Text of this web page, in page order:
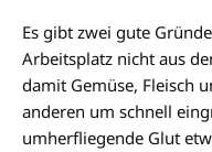
Es gibt zwei gute
Arbeitsplatz nicht aus
damit Gemüse, Fleisch
anderen um schnell
umherfliegende Glut